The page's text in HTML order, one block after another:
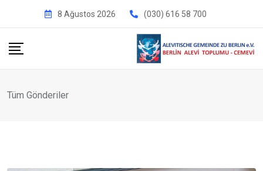
8 Ağustos 2026 (030) 616 58 700
Tüm Gönderiler